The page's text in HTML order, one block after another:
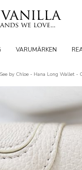
VARUMÄRKEN
See by Chloe - Hana Long Wallet -